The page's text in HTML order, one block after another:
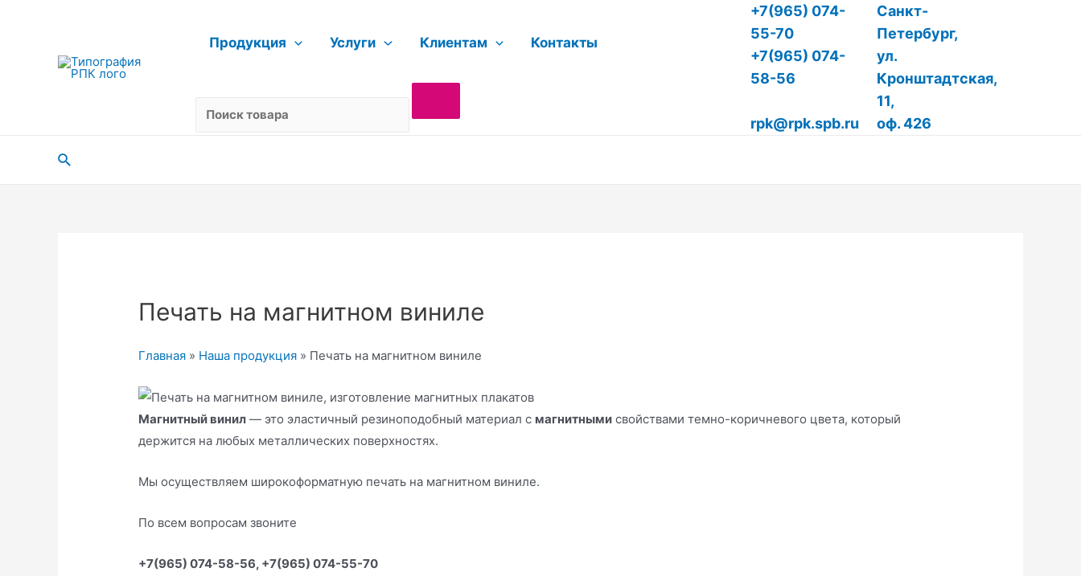
содержимому
Продукция Услуги Клиентам Контакты
+7(965) 074-
55-70
+7(965) 074-
58-56
rpk@rpk.spb.ru
Санкт-
Петербург,
ул.
Кронштадтская,
11,
оф. 426
Поиск
Печать на магнитном виниле
Главная » Наша продукция » Печать на магнитном виниле
Магнитный винил — это эластичный резиноподобный материал с магнитными свойствами темно-коричневого цвета, который
держится на любых металлических поверхностях.
Мы осуществляем широкоформатную печать на магнитном виниле.
По всем вопросам звоните
+7(965) 074-58-56, +7(965) 074-55-70